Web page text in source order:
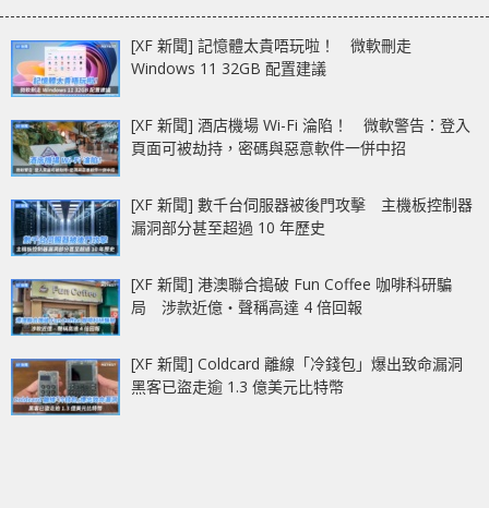
[XF 新聞] 記憶體太貴唔玩啦！ 微軟刪走
Windows 11 32GB 配置建議
[XF 新聞] 酒店機場 Wi-Fi 淪陷！ 微軟警告：登入
頁面可被劫持，密碼與惡意軟件一併中招
[XF 新聞] 數千台伺服器被後門攻擊 主機板控制器
漏洞部分甚至超過 10 年歷史
[XF 新聞] 港澳聯合搗破 Fun Coffee 咖啡科研騙
局 涉款近億‧聲稱高達 4 倍回報
[XF 新聞] Coldcard 離線「冷錢包」爆出致命漏洞
黑客已盜走逾 1.3 億美元比特幣